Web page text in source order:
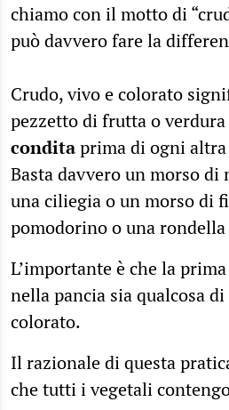
chiamo con il motto di
può davvero fare la
Crudo, vivo e colorato
pezzetto di frutta o verdura
conditaprima di ogni
Basta davvero un morso di
una ciliegia o un morso di
pomodorino o una
L’importante è che la
nella pancia sia qualcosa
colorato.
Il razionale di questa
che tutti i vegetali